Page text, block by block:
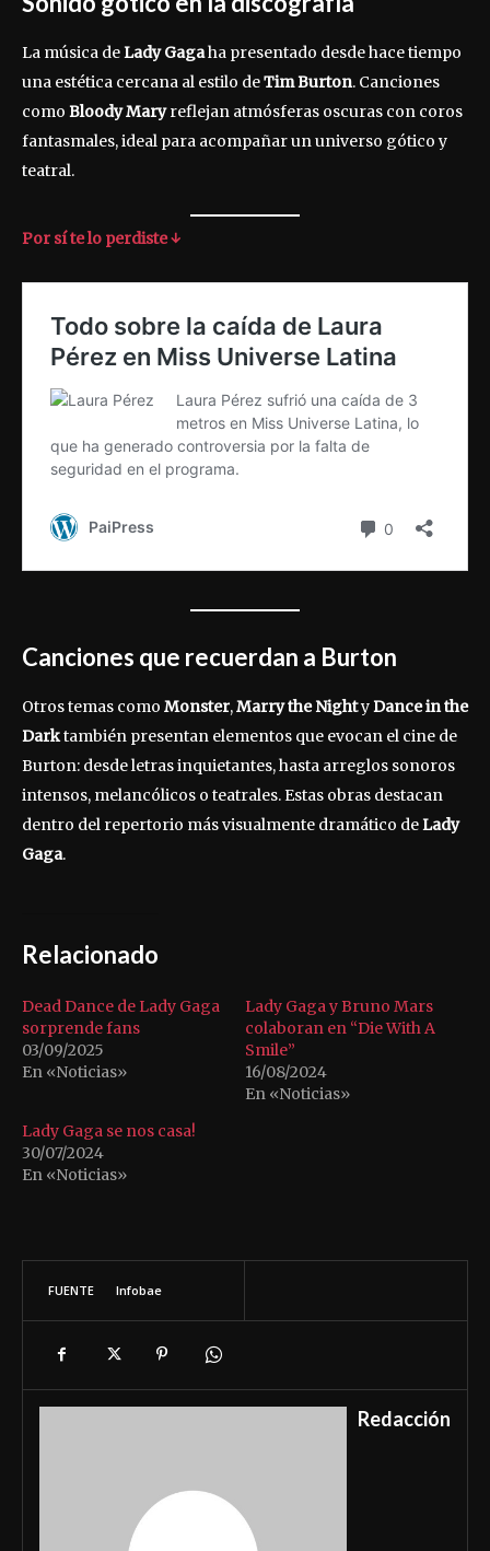
La música deLady Gagaha presentado desde hace tiempo
una estética cercana al estilo deTim Burton. Canciones
como Bloody Maryreflejan atmósferas oscuras con coros
fantasmales, ideal para acompañar un universo gótico y
teatral.
Por sí te lo perdiste ↓
Canciones que recuerdan a Burton
Otros temas como Monster,Marry the NightyDance in the
Darktambién presentan elementos que evocan el cine de
Burton: desde letras inquietantes, hasta arreglos sonoros
intensos, melancólicos o teatrales. Estas obras destacan
dentro del repertorio más visualmente dramático deLady
Gaga.
Relacionado
Dead Dance de Lady Gaga
sorprende fans
03/09/2025
En «Noticias»
Lady Gaga y Bruno Mars
colaboran en “Die With A
Smile”
16/08/2024
En «Noticias»
Lady Gaga se nos casa!
30/07/2024
En «Noticias»
FUENTE Infobae
Redacción